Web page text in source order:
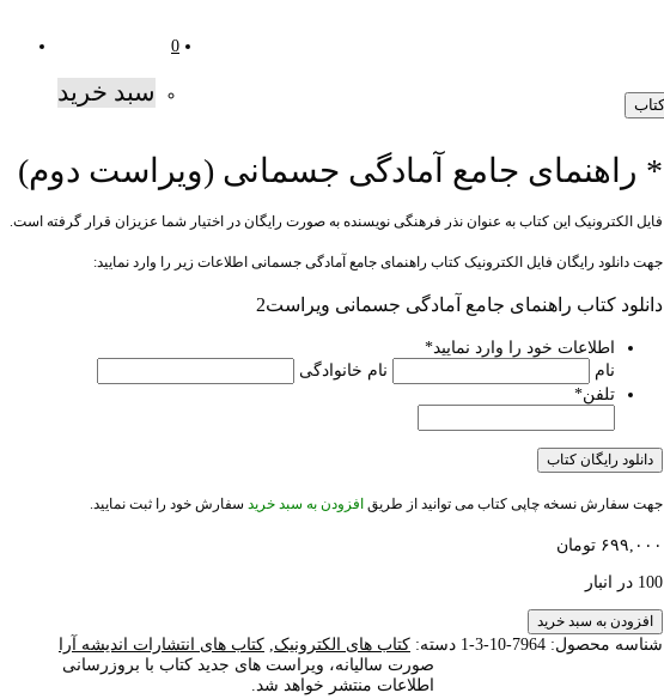
0
سبد خرید
* راهنمای جامع آمادگی جسمانی (ویراست دوم)
فایل الکترونیک این کتاب به عنوان نذر فرهنگی نویسنده به صورت رایگان در اختیار شما عزیزان قرار گرفته است.
جهت دانلود رایگان فایل الکترونیک کتاب راهنمای جامع آمادگی جسمانی اطلاعات زیر را وارد نمایید:
دانلود کتاب راهنمای جامع آمادگی جسمانی ویراست2
اطلاعات خود را وارد نمایید*
نام
نام خانوادگی
تلفن*
جهت سفارش نسخه چاپی کتاب می توانید از طریق افزودن به سبد خرید سفارش خود را ثبت نمایید.
۶۹۹,۰۰۰ تومان
100 در انبار
افزودن به سبد خرید
شناسه محصول: 7964-10-3-1 دسته: کتاب های الکترونیک, کتاب های انتشارات اندیشه آرا
صورت سالیانه، ویراست های جدید کتاب با بروزرسانی
اطلاعات منتشر خواهد شد.